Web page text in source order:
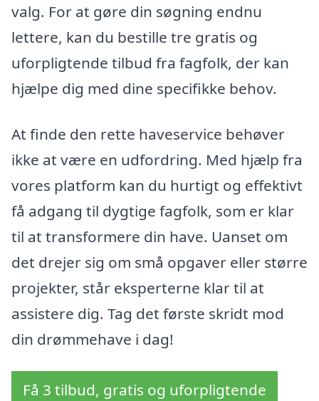
valg. For at gøre din søgning endnu
lettere, kan du bestille tre gratis og
uforpligtende tilbud fra fagfolk, der kan
hjælpe dig med dine specifikke behov.
At finde den rette haveservice behøver
ikke at være en udfordring. Med hjælp fra
vores platform kan du hurtigt og effektivt
få adgang til dygtige fagfolk, som er klar
til at transformere din have. Uanset om
det drejer sig om små opgaver eller større
projekter, står eksperterne klar til at
assistere dig. Tag det første skridt mod
din drømmehave i dag!
Få 3 tilbud, gratis og uforpligtende